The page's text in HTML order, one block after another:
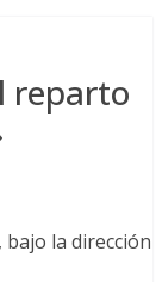
reparto
la dirección